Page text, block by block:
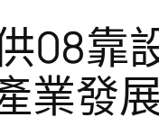
08靠
業發